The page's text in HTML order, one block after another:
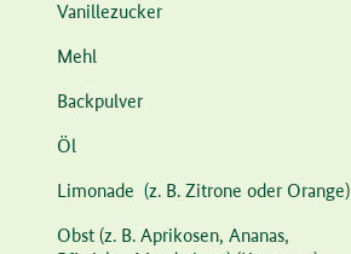
Vanillezucker
Mehl
Backpulver
Öl
Limonade (z. B. Zitrone oder Orange)
Obst (z. B. Aprikosen, Ananas,